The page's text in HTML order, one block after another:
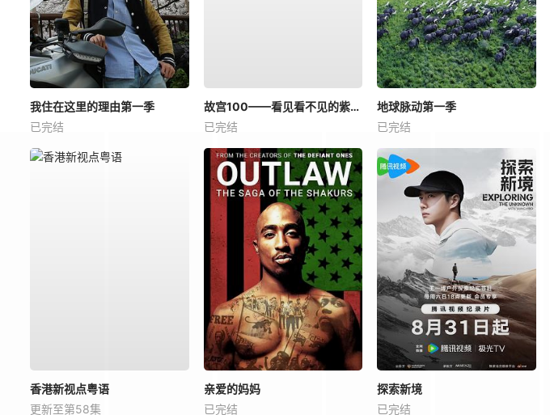
我住在这里的理由第一季
已完结
故宫100——看见看不见的紫禁城
已完结
地球脉动第一季
已完结
香港新视点粤语
更新至第58集
亲爱的妈妈
已完结
探索新境
已完结